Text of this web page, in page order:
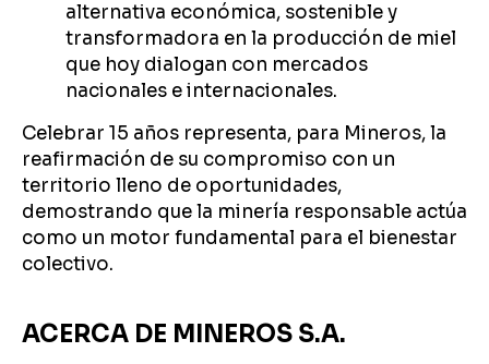
alternativa económica, sostenible y
transformadora en la producción de miel
que hoy dialogan con mercados
nacionales e internacionales.
Celebrar 15 años representa, para Mineros, la
reafirmación de su compromiso con un
territorio lleno de oportunidades,
demostrando que la minería responsable actúa
como un motor fundamental para el bienestar
colectivo.
ACERCA DE MINEROS S.A.